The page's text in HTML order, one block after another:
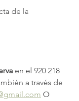
de la
en el 920 218
a través de
O